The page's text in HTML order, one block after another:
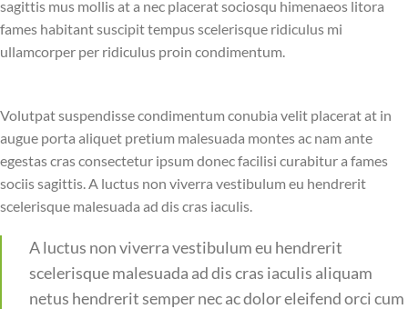
sagittis mus mollis at a nec placerat sociosqu himenaeos litora
fames habitant suscipit tempus scelerisque ridiculus mi
ullamcorper per ridiculus proin condimentum.
Volutpat suspendisse condimentum conubia velit placerat at in
augue porta aliquet pretium malesuada montes ac nam ante
egestas cras consectetur ipsum donec facilisi curabitur a fames
sociis sagittis. A luctus non viverra vestibulum eu hendrerit
scelerisque malesuada ad dis cras iaculis.
A luctus non viverra vestibulum eu hendrerit
scelerisque malesuada ad dis cras iaculis aliquam
netus hendrerit semper nec ac dolor eleifend orci cum